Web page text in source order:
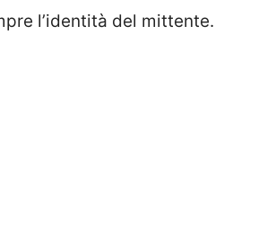
l’identità del mittente.